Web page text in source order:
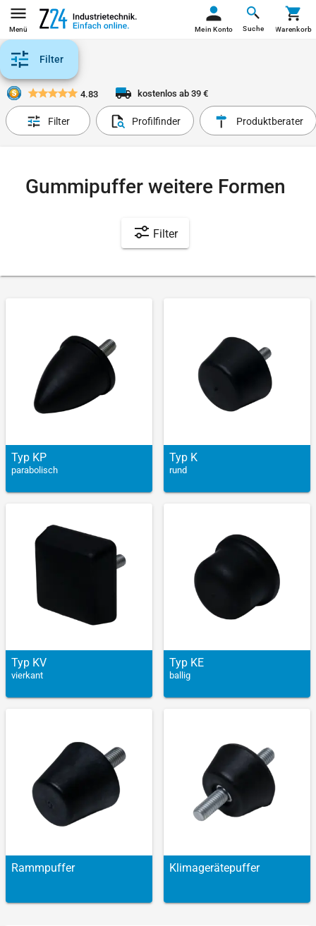
Menü Suche
Mein Konto Warenkorb
Filter
4.83 kostenlos ab 39 €
Filter Profilfinder Produktberater
Gummipuffer weitere Formen
Filter
Typ KP
parabolisch
Typ K
rund
Typ KV
vierkant
Typ KE
ballig
Rammpuffer Klimagerätepuffer